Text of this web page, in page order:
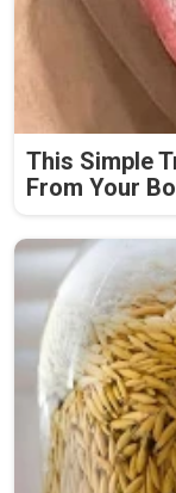
This Simple
From Your